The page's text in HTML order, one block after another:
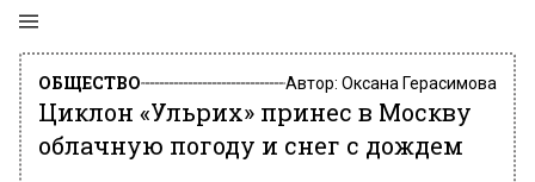
ОБЩЕСТВО Автор: Оксана Герасимова
Циклон «Ульрих» принес в Москву
облачную погоду и снег с дождем